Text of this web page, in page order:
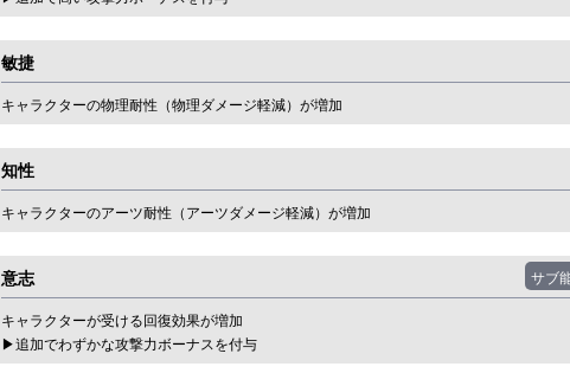
敏捷
キャラクターの物理耐性（物理ダメージ軽減）が増加
知性
キャラクターのアーツ耐性（アーツダメージ軽減）が増加
意志
キャラクターが受ける回復効果が増加
▶︎追加でわずかな攻撃力ボーナスを付与
サブ